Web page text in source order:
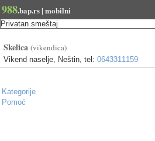
988.bap.rs | mobilni
Privatan smeštaj
Skelica (vikendica)
Vikend naselje, Neštin, tel: 0643311159
Kategorije
Pomoć